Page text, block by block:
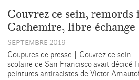
Couvrez ce sein,
Cachemire, libre-échange
septembre 2019
Coupures de presse | Couvrez ce
scolaire de San Francisco avait décidé
peintures antiracistes de Victor